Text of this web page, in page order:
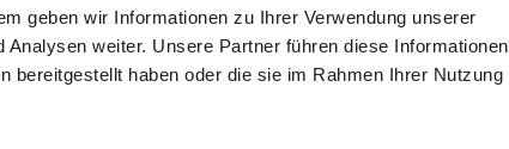
geben wir Informationen zu Ihrer Verwendung unserer
weiter. Unsere Partner führen diese Informationen
bereitgestellt haben oder die sie im Rahmen Ihrer Nutzung